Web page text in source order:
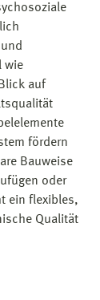
wie
auf
fördern
Bauweise
oder
ein flexibles,
Qualität